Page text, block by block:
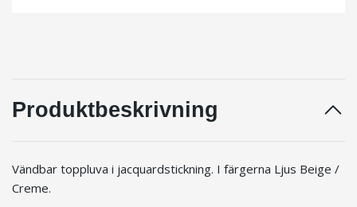
Produktbeskrivning
Vändbar toppluva i jacquardstickning. I färgerna Ljus Beige /
Creme.